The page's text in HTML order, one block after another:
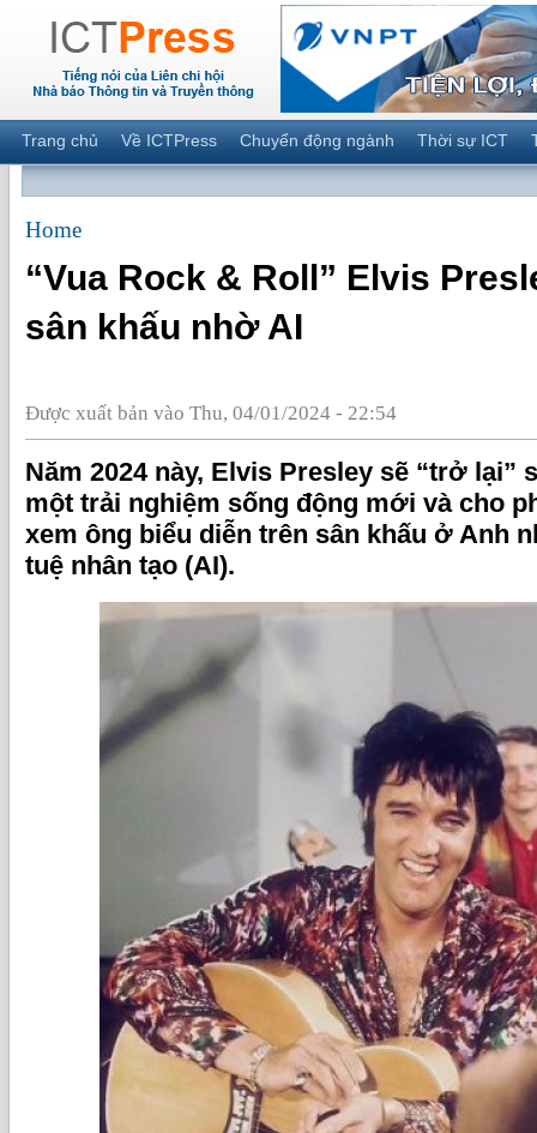
Trang chủ Về ICTPress Chuyển động ngành Thời sự ICT
Home
“Vua Rock & Roll” Elvis
sân khấu nhờ AI
Được xuất bản vào Thu, 04/01/2024 - 22:54
Năm 2024 này, Elvis Presley sẽ “trở lại”
một trải nghiệm sống động mới và cho
xem ông biểu diễn trên sân khấu ở Anh
tuệ nhân tạo (AI).